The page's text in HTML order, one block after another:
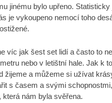
jinému bylo upřeno.
je vykoupeno nemocí toho
víc jak šest set lidí a často to
nebo v letištní hale. Jak k
a můžeme si užívat
s časem a svými
nám byla svěřena.